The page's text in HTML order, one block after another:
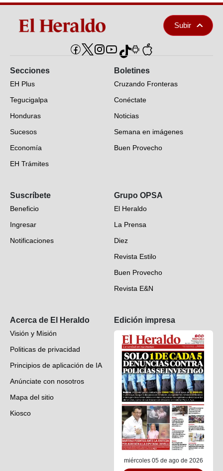
Subir
Secciones
EH Plus
Tegucigalpa
Honduras
Sucesos
Economía
EH Trámites
EH Verifica
Fotogalerías
Deportes
Videos
Boletines
Cruzando Fronteras
Conéctate
Noticias
Semana en imágenes
Buen Provecho
Suscríbete
Beneficio
Ingresar
Notificaciones
Grupo OPSA
El Heraldo
La Prensa
Diez
Revista Estilo
Buen Provecho
Revista E&N
Acerca de El Heraldo
Visión y Misión
Politicas de privacidad
Principios de aplicación de IA
Anúnciate con nosotros
Mapa del sitio
Kiosco
Edición impresa
miércoles 05 de ago de 2026